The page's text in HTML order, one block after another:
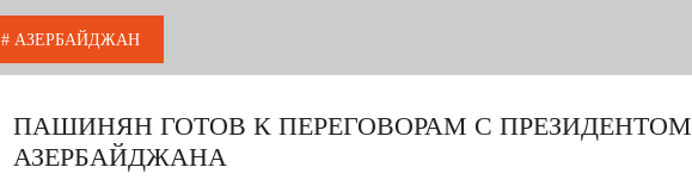
# АЗЕРБАЙДЖАН
ПАШИНЯН ГОТОВ К ПЕРЕГОВОРАМ С ПРЕЗИДЕНТОМ
АЗЕРБАЙДЖАНА